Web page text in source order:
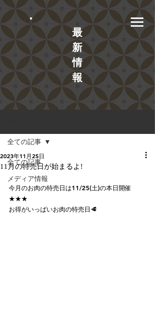
​最
新
情
報
全ての記事
メディア情報
全ての記事
11月の特売日が始まるよ!
2023年11月25日
今月のお肉の特売日は11/25(土)の本日開催
★★★
お得がいっぱいお肉の特売日🥩